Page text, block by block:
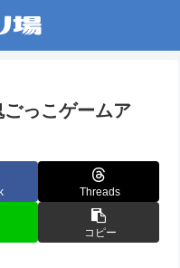
っこゲームア
Threads
コピー